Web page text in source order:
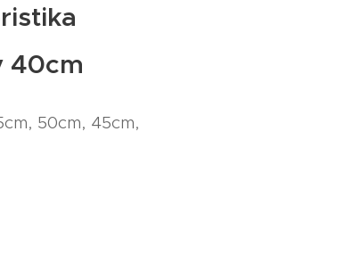
40cm
50cm, 45cm,